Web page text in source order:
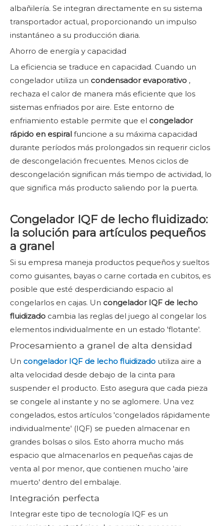
albañilería. Se integran directamente en su sistema
transportador actual, proporcionando un impulso
instantáneo a su producción diaria.
Ahorro de energía y capacidad
La eficiencia se traduce en capacidad. Cuando un
congelador utiliza un condensador evaporativo ,
rechaza el calor de manera más eficiente que los
sistemas enfriados por aire. Este entorno de
enfriamiento estable permite que el congelador
rápido en espiral funcione a su máxima capacidad
durante períodos más prolongados sin requerir ciclos
de descongelación frecuentes. Menos ciclos de
descongelación significan más tiempo de actividad, lo
que significa más producto saliendo por la puerta.
Congelador IQF de lecho fluidizado:
la solución para artículos pequeños
a granel
Si su empresa maneja productos pequeños y sueltos
como guisantes, bayas o carne cortada en cubitos, es
posible que esté desperdiciando espacio al
congelarlos en cajas. Un congelador IQF de lecho
fluidizado cambia las reglas del juego al congelar los
elementos individualmente en un estado 'flotante'.
Procesamiento a granel de alta densidad
Un congelador IQF de lecho fluidizado utiliza aire a
alta velocidad desde debajo de la cinta para
suspender el producto. Esto asegura que cada pieza
se congele al instante y no se aglomere. Una vez
congelados, estos artículos 'congelados rápidamente
individualmente' (IQF) se pueden almacenar en
grandes bolsas o silos. Esto ahorra mucho más
espacio que almacenarlos en pequeñas cajas de
venta al por menor, que contienen mucho 'aire
muerto' dentro del embalaje.
Integración perfecta
Integrar este tipo de tecnología IQF es un